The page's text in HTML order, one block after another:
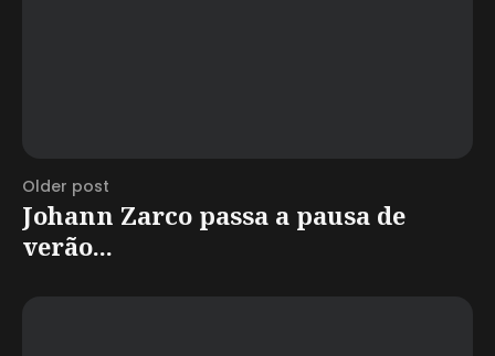
Older post
Johann Zarco passa a pausa de
verão...